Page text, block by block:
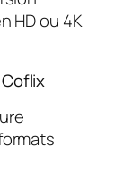
HD ou 4K